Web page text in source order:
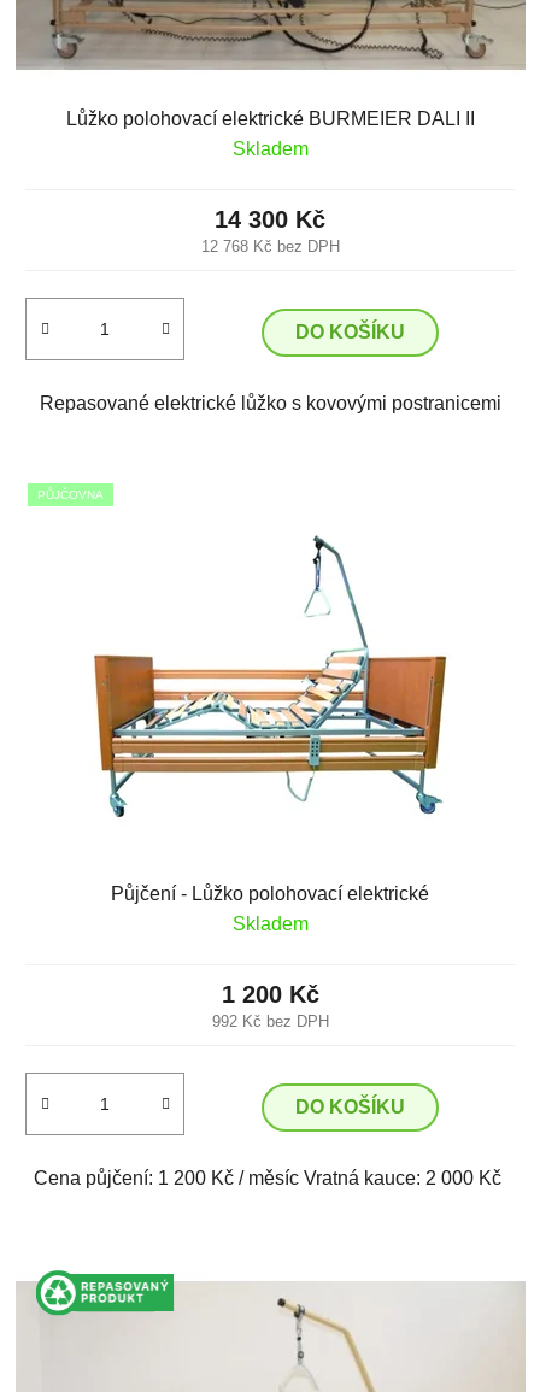
Lůžko polohovací elektrické BURMEIER DALI II
Skladem
12 768 Kč bez DPH
14 300 Kč
DO KOŠÍKU
Repasované elektrické lůžko s kovovými postranicemi
PŮJČOVNA
Půjčení - Lůžko polohovací elektrické
Skladem
992 Kč bez DPH
1 200 Kč
DO KOŠÍKU
Cena půjčení: 1 200 Kč / měsíc Vratná kauce: 2 000 Kč